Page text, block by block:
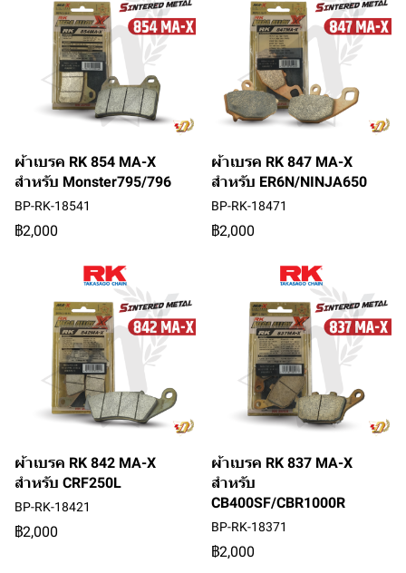
ผ้าเบรค RK 854 MA-X
สำหรับ Monster795/796
BP-RK-18541
฿2,000
ผ้าเบรค RK 847 MA-X
สำหรับ ER6N/NINJA650
BP-RK-18471
฿2,000
ผ้าเบรค RK 842 MA-X
สำหรับ CRF250L
BP-RK-18421
฿2,000
ผ้าเบรค RK 837 MA-X
สำหรับ
CB400SF/CBR1000R
BP-RK-18371
฿2,000